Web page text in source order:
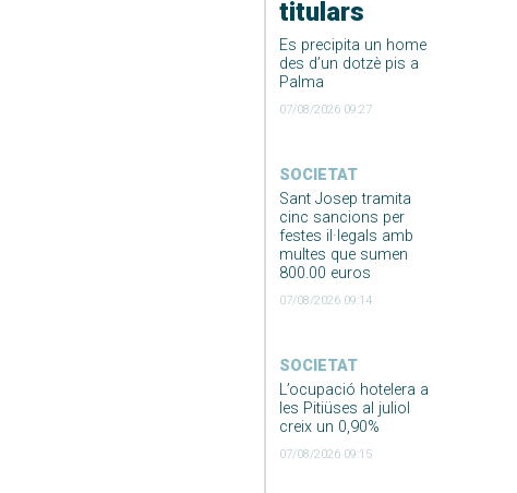
titulars
Es precipita un home
des d’un dotzè pis a
Palma
07/08/2026 09:27
SOCIETAT
Sant Josep tramita
cinc sancions per
festes il·legals amb
multes que sumen
800.00 euros
07/08/2026 09:14
SOCIETAT
L’ocupació hotelera a
les Pitiüses al juliol
creix un 0,90%
07/08/2026 09:15